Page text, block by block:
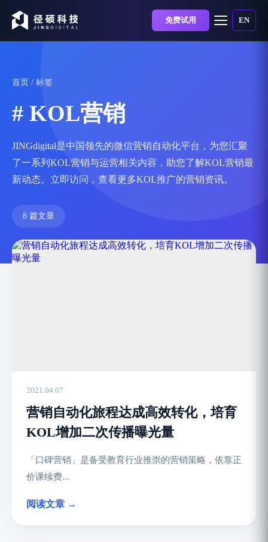
免费试用 EN
首页 / 标签
# KOL营销
JINGdigital是中国领先的微信营销自动化平台，为您汇聚
了一系列KOL营销与运营相关内容，助您了解KOL营销最
新动态。立即访问，查看更多KOL推广的营销资讯。
8 篇文章
2021.04.07
营销自动化旅程达成高效转化，培育
KOL增加二次传播曝光量
「口碑营销」是备受教育行业推崇的营销策略，依靠正
价课续费...
阅读文章 →